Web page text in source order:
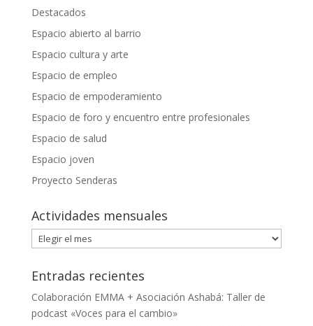
Destacados
Espacio abierto al barrio
Espacio cultura y arte
Espacio de empleo
Espacio de empoderamiento
Espacio de foro y encuentro entre profesionales
Espacio de salud
Espacio joven
Proyecto Senderas
Actividades mensuales
Actividades
mensuales
Entradas recientes
Colaboración EMMA + Asociación Ashabá: Taller de
podcast «Voces para el cambio»